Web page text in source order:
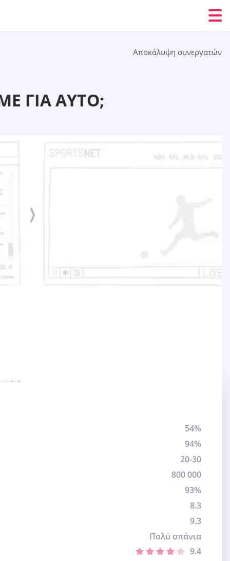
Αποκάλυψη συνεργατών
ΓΙΑ ΑΥΤΌ;
54%
94%
20-30
800 000
93%
8.3
9.3
Πολύ σπάνια
9.4